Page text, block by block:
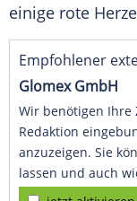
einige rote
Empfohlener
Glomex GmbH
Wir benötigen Ihre
Redaktion
anzuzeigen. Sie
lassen und auch